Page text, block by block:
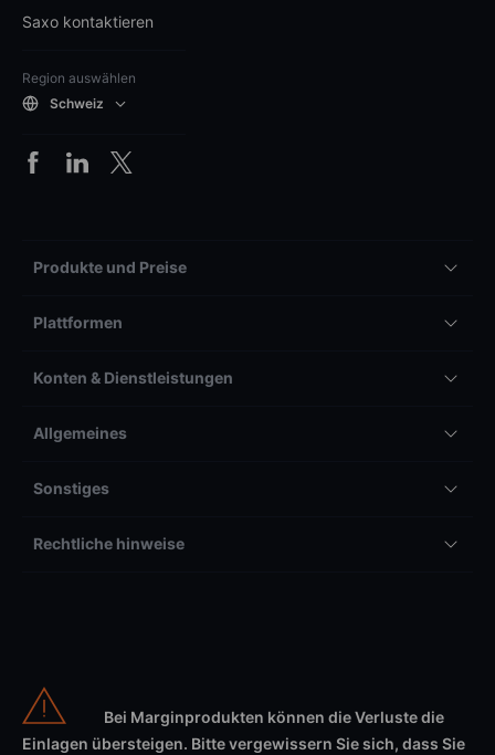
Saxo kontaktieren
Region auswählen
Schweiz
Produkte und Preise
Plattformen
Konten & Dienstleistungen
Allgemeines
Sonstiges
Rechtliche hinweise
Bei Marginprodukten können die Verluste die
Einlagen übersteigen. Bitte vergewissern Sie sich, dass Sie